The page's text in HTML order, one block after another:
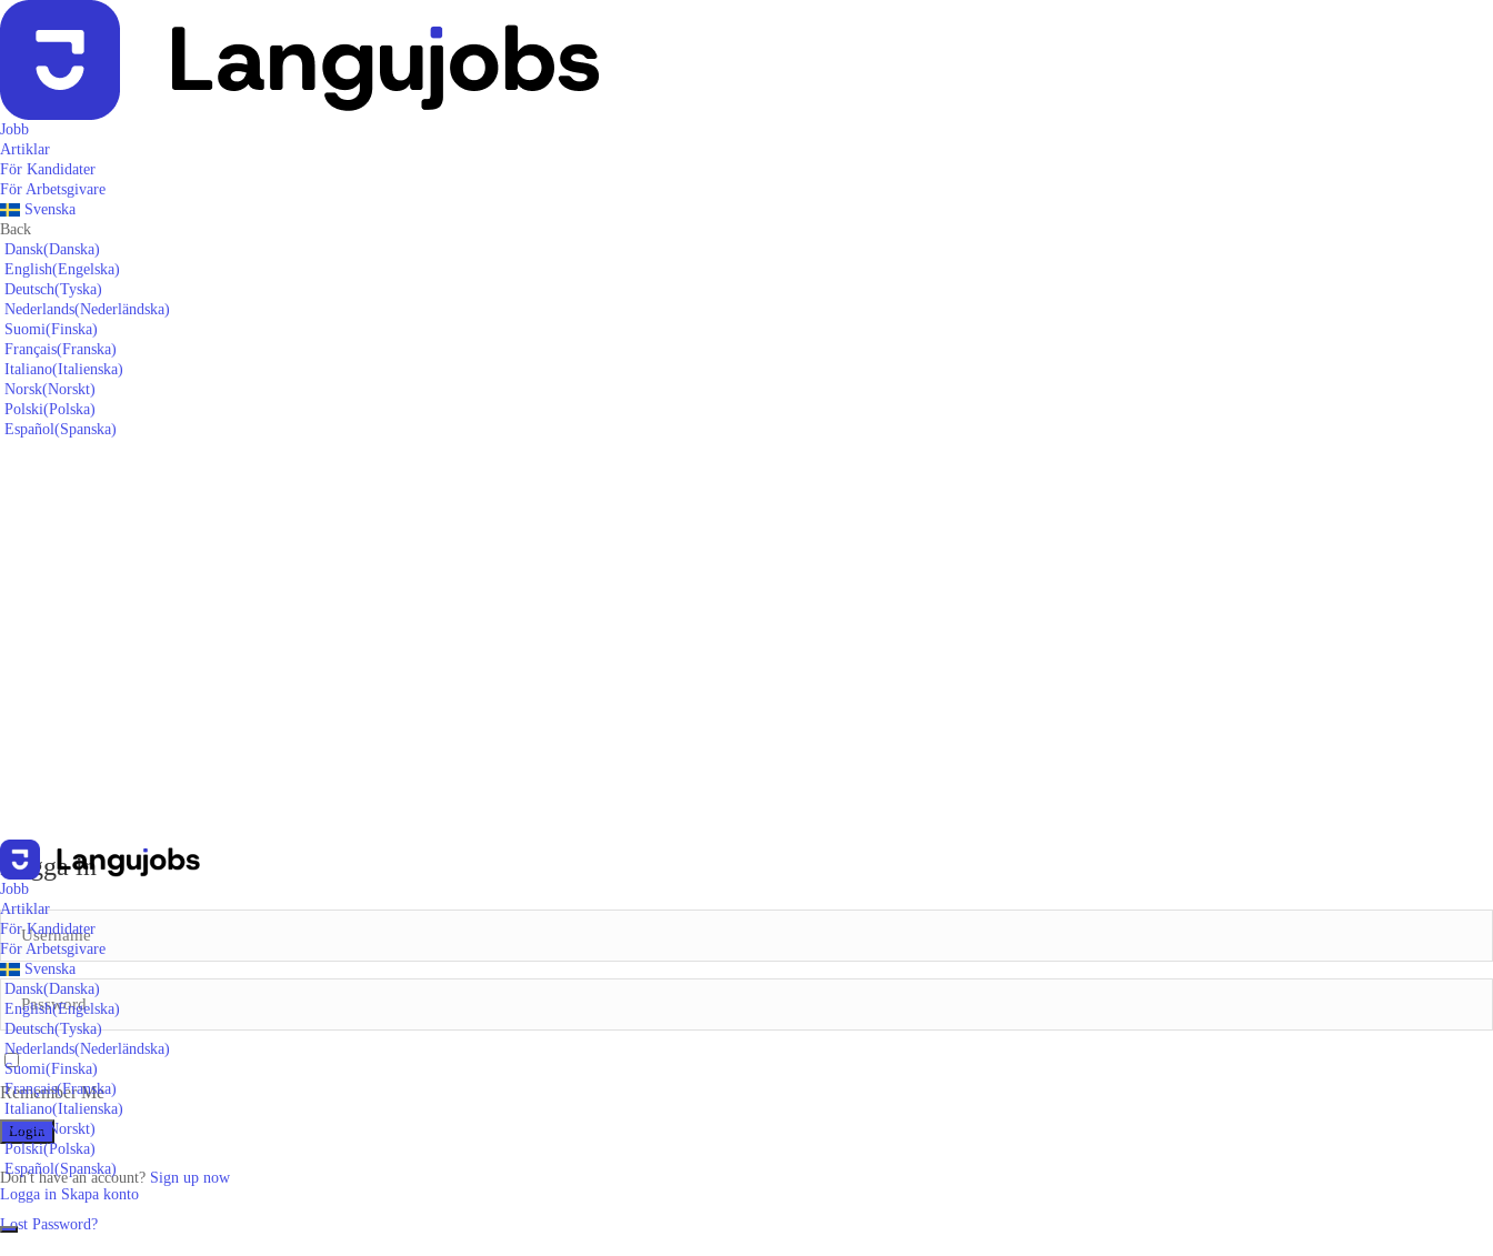
Jobb
Artiklar
För Kandidater
För Arbetsgivare
Svenska
Back
Dansk(Danska)
English(Engelska)
Deutsch(Tyska)
Nederlands(Nederländska)
Suomi(Finska)
Français(Franska)
Italiano(Italienska)
Norsk(Norskt)
Polski(Polska)
Español(Spanska)
Jobb
Artiklar
För Kandidater
För Arbetsgivare
Svenska
Dansk(Danska)
English(Engelska)
Deutsch(Tyska)
Nederlands(Nederländska)
Suomi(Finska)
Français(Franska)
Italiano(Italienska)
Norsk( Norskt)
Polski(Polska)
Español(Spanska)
Logga in Skapa konto
Logga in
Remember Me
Don't have an account? Sign up now
Lost Password?